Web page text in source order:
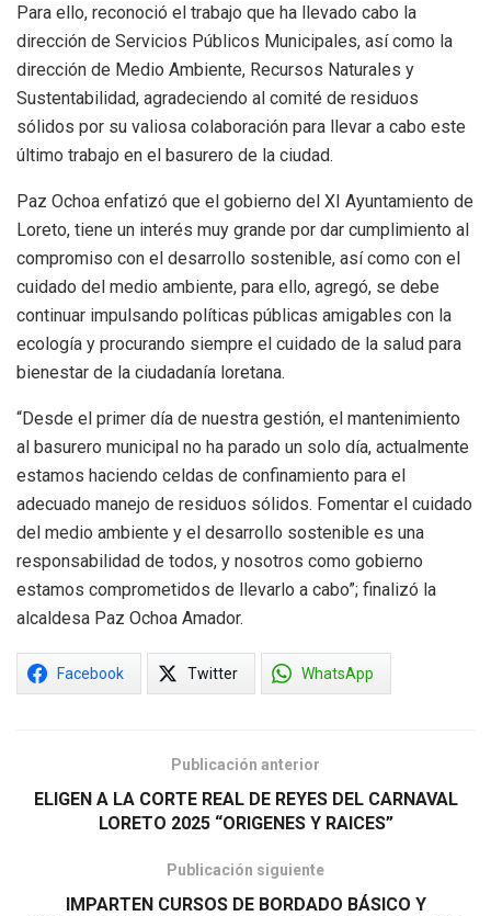
Para ello, reconoció el trabajo que ha llevado cabo la
dirección de Servicios Públicos Municipales, así como la
dirección de Medio Ambiente, Recursos Naturales y
Sustentabilidad, agradeciendo al comité de residuos
sólidos por su valiosa colaboración para llevar a cabo este
último trabajo en el basurero de la ciudad.
Paz Ochoa enfatizó que el gobierno del XI Ayuntamiento de
Loreto, tiene un interés muy grande por dar cumplimiento al
compromiso con el desarrollo sostenible, así como con el
cuidado del medio ambiente, para ello, agregó, se debe
continuar impulsando políticas públicas amigables con la
ecología y procurando siempre el cuidado de la salud para
bienestar de la ciudadanía loretana.
“Desde el primer día de nuestra gestión, el mantenimiento
al basurero municipal no ha parado un solo día, actualmente
estamos haciendo celdas de confinamiento para el
adecuado manejo de residuos sólidos. Fomentar el cuidado
del medio ambiente y el desarrollo sostenible es una
responsabilidad de todos, y nosotros como gobierno
estamos comprometidos de llevarlo a cabo”; finalizó la
alcaldesa Paz Ochoa Amador.
Facebook Twitter WhatsApp
Publicación anterior
ELIGEN A LA CORTE REAL DE REYES DEL CARNAVAL
LORETO 2025 “ORIGENES Y RAICES”
Publicación siguiente
IMPARTEN CURSOS DE BORDADO BÁSICO Y